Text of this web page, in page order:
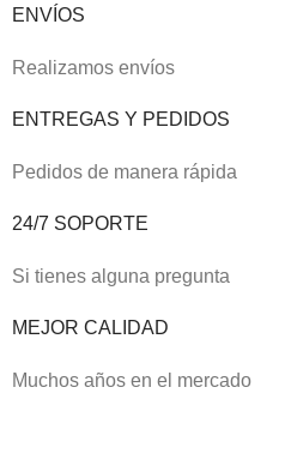
ENVÍOS
Realizamos envíos
ENTREGAS Y PEDIDOS
Pedidos de manera rápida
24/7 SOPORTE
Si tienes alguna pregunta
MEJOR CALIDAD
Muchos años en el mercado